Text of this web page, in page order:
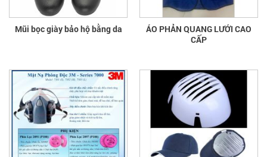
Mũi bọc giày bảo hộ bằng da
ÁO PHẢN QUANG LƯỚI CAO
CẤP